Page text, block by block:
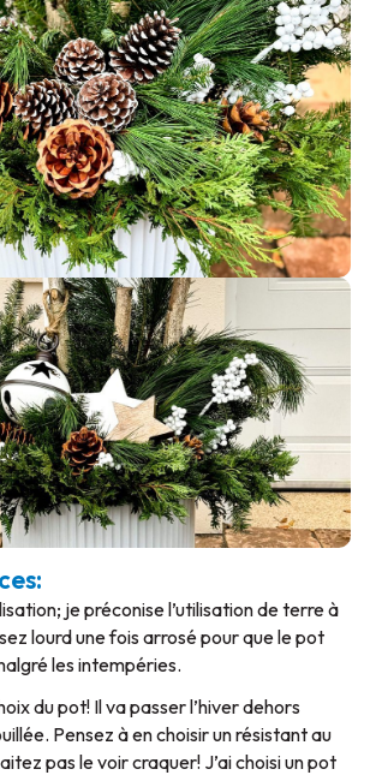
je préconise l’utilisation de terre à
lourd une fois arrosé pour que le pot
les intempéries.
du pot! Il va passer l’hiver dehors
Pensez à en choisir un résistant au
pas le voir craquer! J’ai choisi un pot